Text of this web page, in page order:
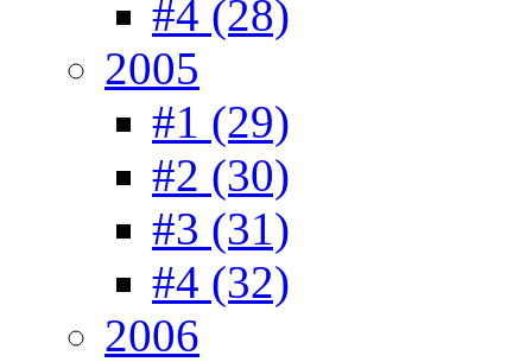
#4 (28)
2005
#1 (29)
#2 (30)
#3 (31)
#4 (32)
2006